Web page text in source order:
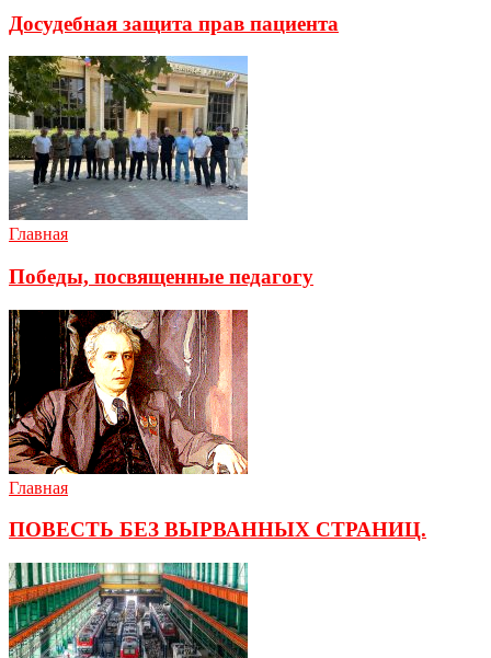
Досудебная защита прав пациента
Главная
Победы, посвященные педагогу
Главная
ПОВЕСТЬ БЕЗ ВЫРВАННЫХ СТРАНИЦ.